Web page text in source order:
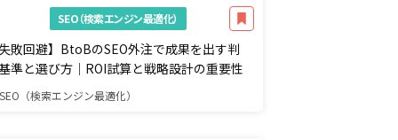
SEO（検索エンジン最適化）
失敗回避】BtoBのSEO外注で成果を出す判
準と選び方｜ROI試算と戦略設計の重要性
SEO（検索エンジン最適化）